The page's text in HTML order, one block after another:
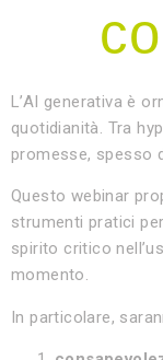
L’AI generativa è
quotidianità. Tra
promesse, spesso
Questo webinar
strumenti pratici
spirito critico
momento.
In particolare,